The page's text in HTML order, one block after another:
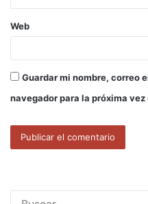
Web
Guardar mi nombre, correo
navegador para la próxima